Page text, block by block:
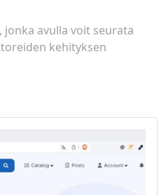
avulla voit seurata
kehityksen